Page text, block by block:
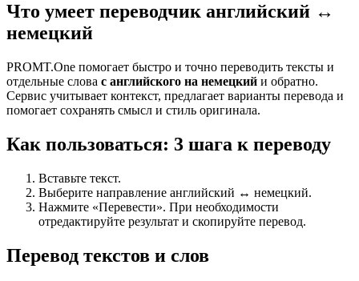
Что умеет переводчик английский ↔
немецкий
PROMT.One помогает быстро и точно переводить тексты и
отдельные слова с английского на немецкий и обратно.
Сервис учитывает контекст, предлагает варианты перевода и
помогает сохранять смысл и стиль оригинала.
Как пользоваться: 3 шага к переводу
Вставьте текст.
Выберите направление английский ↔ немецкий.
Нажмите «Перевести». При необходимости
отредактируйте результат и скопируйте перевод.
Перевод текстов и слов